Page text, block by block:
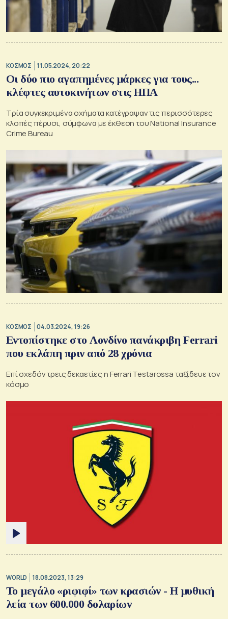
ΚΟΣΜΟΣ 11.05.2024, 20:22
Οι δύο πιο αγαπημένες μάρκες για τους...
κλέφτες αυτοκινήτων στις ΗΠΑ
Τρία συγκεκριμένα οχήματα κατέγραψαν τις περισσότερες
κλοπές πέρυσι, σύμφωνα με έκθεση του National Insurance
Crime Bureau
ΚΟΣΜΟΣ 04.03.2024, 19:26
Εντοπίστηκε στο Λονδίνο πανάκριβη Ferrari
που εκλάπη πριν από 28 χρόνια
Επί σχεδόν τρεις δεκαετίες η Ferrari Testarossa ταξίδευε τον
κόσμο
WORLD 18.08.2023, 13:29
Το μεγάλο «ριφιφί» των κρασιών - Η μυθική
λεία των 600.000 δολαρίων